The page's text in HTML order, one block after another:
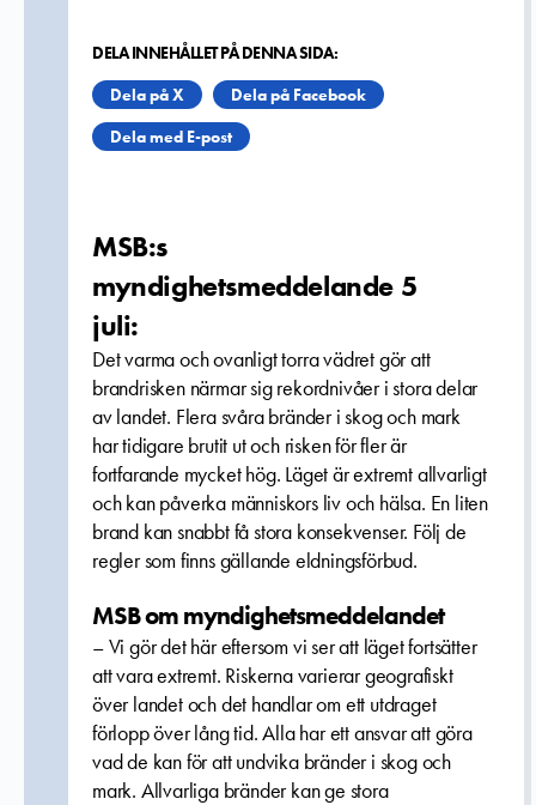
DELA INNEHÅLLET PÅ DENNA SIDA:
Dela på X
Dela på Facebook
Dela med E-post
MSB:s
myndighetsmeddelande 5
juli:
Det varma och ovanligt torra vädret gör att
brandrisken närmar sig rekordnivåer i stora delar
av landet. Flera svåra bränder i skog och mark
har tidigare brutit ut och risken för fler är
fortfarande mycket hög. Läget är extremt allvarligt
och kan påverka människors liv och hälsa. En liten
brand kan snabbt få stora konsekvenser. Följ de
regler som finns gällande eldningsförbud.
MSB om myndighetsmeddelandet
– Vi gör det här eftersom vi ser att läget fortsätter
att vara extremt. Riskerna varierar geografiskt
över landet och det handlar om ett utdraget
förlopp över lång tid. Alla har ett ansvar att göra
vad de kan för att undvika bränder i skog och
mark. Allvarliga bränder kan ge stora